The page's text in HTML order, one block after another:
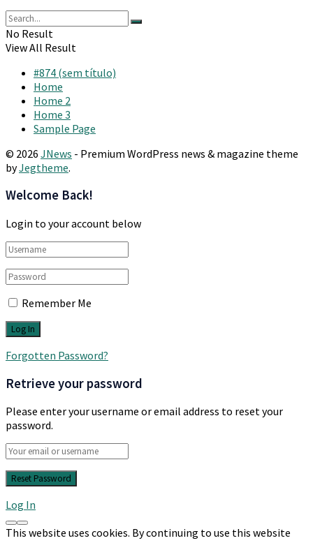
No Result
View All Result
#874 (sem título)
Home
Home 2
Home 3
Sample Page
© 2026 JNews - Premium WordPress news & magazine theme
byJegtheme.
Welcome Back!
Login to your account below
Remember Me
Forgotten Password?
Retrieve your password
Please enter your username or email address to reset your
password.
Log In
This website uses cookies. By continuing to use this website